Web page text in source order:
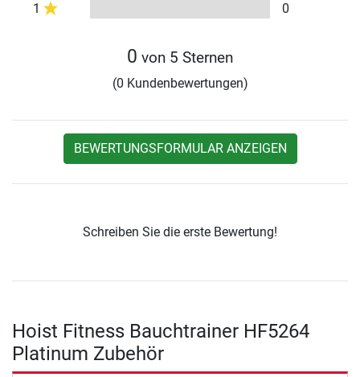
1
0
0 von 5 Sternen
(0 Kundenbewertungen)
BEWERTUNGSFORMULAR ANZEIGEN
Schreiben Sie die erste Bewertung!
Hoist Fitness Bauchtrainer HF5264
Platinum Zubehör